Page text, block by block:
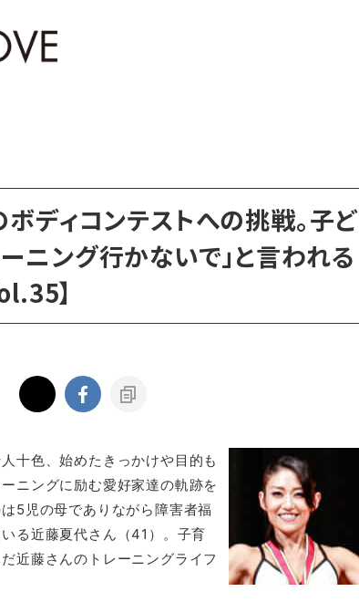
ディコンテストへの挑戦。子ど
ニング行かないで」と言われる
】
十色、始めたきっかけや目的も
ニングに励む愛好家達の軌跡を
5児の母でありながら障害者福
る近藤夏代さん（41）。子育
近藤さんのトレーニングライフ